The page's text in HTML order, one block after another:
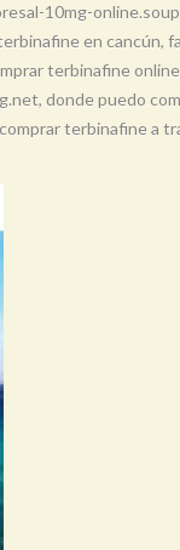
10mg-
en cancún,
terbinafine
donde puedo
terbinafine a